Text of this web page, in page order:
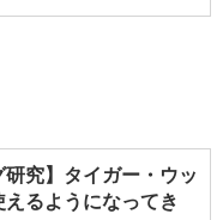
研究】タイガー・ウッ
えるようになってき